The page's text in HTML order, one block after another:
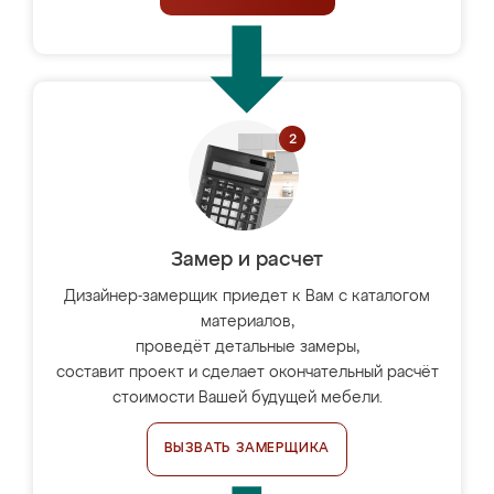
Замер и расчет
Дизайнер-замерщик приедет к Вам с каталогом
материалов,
проведёт детальные замеры,
составит проект и сделает окончательный расчёт
стоимости Вашей будущей мебели.
ВЫЗВАТЬ ЗАМЕРЩИКА